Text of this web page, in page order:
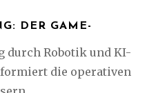
DER GAME-
durch Robotik und KI-
die operativen